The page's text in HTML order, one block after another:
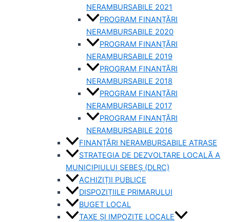
NERAMBURSABILE 2021
PROGRAM FINANȚĂRI
NERAMBURSABILE 2020
PROGRAM FINANȚĂRI
NERAMBURSABILE 2019
PROGRAM FINANTĂRI
NERAMBURSABILE 2018
PROGRAM FINANȚĂRI
NERAMBURSABILE 2017
PROGRAM FINANȚĂRI
NERAMBURSABILE 2016
FINANȚĂRI NERAMBURSABILE ATRASE
STRATEGIA DE DEZVOLTARE LOCALĂ A
MUNICIPIULUI SEBEȘ (DLRC)
ACHIZIȚII PUBLICE
DISPOZIȚIILE PRIMARULUI
BUGET LOCAL
TAXE ȘI IMPOZITE LOCALE